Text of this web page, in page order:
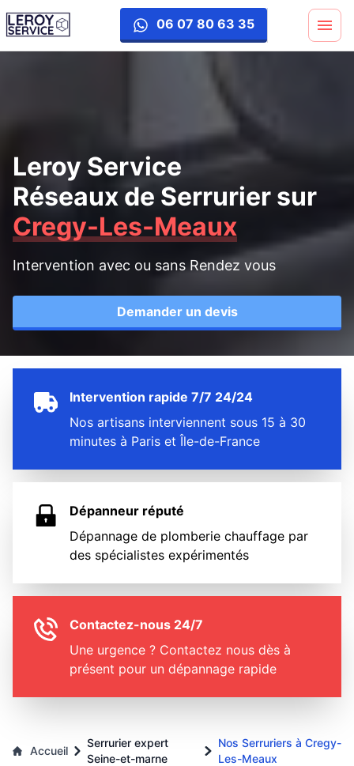
06 07 80 63 35
Leroy Service
Réseaux de Serrurier sur
Cregy-Les-Meaux
Intervention avec ou sans Rendez vous
Demander un devis
Intervention rapide 7/7 24/24
Nos artisans interviennent sous 15 à 30
minutes à Paris et Île-de-France
Dépanneur réputé
Dépannage de plomberie chauffage par
des spécialistes expérimentés
Contactez-nous 24/7
Une urgence ? Contactez nous dès à
présent pour un dépannage rapide
Accueil
Serrurier expert
Seine-et-marne
Nos Serruriers à Cregy-
Les-Meaux